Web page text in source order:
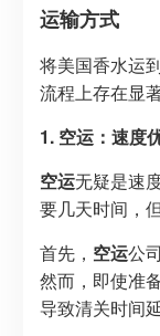
运输方式
将美国香水运
流程上存在显
1. 空运：速度
空运无疑是速
要几天时间，
首先， 空运公
然而，即使准
导致清关时间延